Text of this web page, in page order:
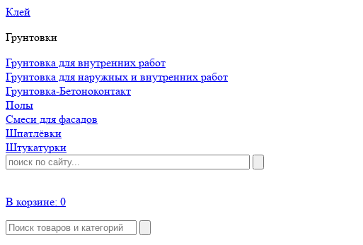
Клей
Грунтовки
Грунтовка для внутренних работ
Грунтовка для наружных и внутренних работ
Грунтовка-Бетоноконтакт
Полы
Смеси для фасадов
Шпатлёвки
Штукатурки
В корзине: 0